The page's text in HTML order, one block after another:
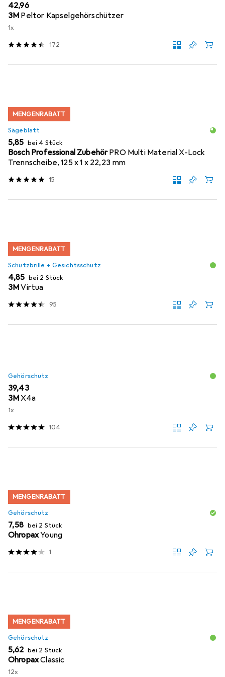
EUR
42,96
3M Peltor Kapselgehörschützer
1x
172
MENGENRABATT
Sägeblatt
EUR
5,85 bei 4 Stück
Bosch Professional ZubehörPRO Multi Material X-Lock
Trennscheibe, 125 x 1 x 22,23 mm
15
MENGENRABATT
Schutzbrille + Gesichtsschutz
EUR
4,85 bei 2 Stück
3MVirtua
95
Gehörschutz
EUR
39,43
3MX4a
1x
104
MENGENRABATT
Gehörschutz
EUR
7,58 bei 2 Stück
OhropaxYoung
1
MENGENRABATT
Gehörschutz
EUR
5,62 bei 2 Stück
OhropaxClassic
12x